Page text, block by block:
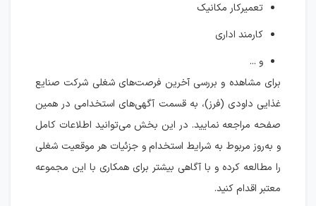
تعمیرکار مکانیک
کارمند اداری
و ...
برای مشاهده و بررسی آخرین فرصت‌های شغلی شرکت صنایع
غذایی داودی (فرز)، به قسمت آگهی‌های استخدامی در همین
صفحه مراجعه نمایید. در این بخش می‌توانید اطلاعات کامل
و به‌روز مربوط به شرایط استخدام و جزئیات هر موقعیت شغلی
را مطالعه کرده و با آگاهی بیشتر برای همکاری با این مجموعه
معتبر اقدام کنید.